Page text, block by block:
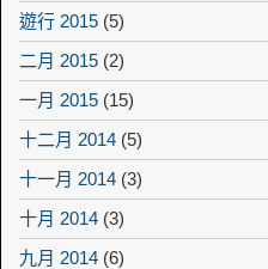
遊行 2015 (5)
二月 2015 (2)
一月 2015 (15)
十二月 2014 (5)
十一月 2014 (3)
十月 2014 (3)
九月 2014 (6)